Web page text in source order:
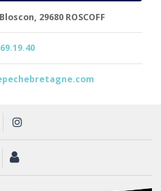
29680 ROSCOFF